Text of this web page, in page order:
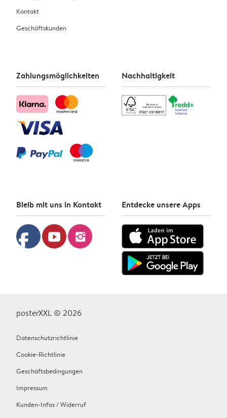
Kontakt
Geschäftskunden
Zahlungsmöglichkeiten Nachhaltigkeit
Bleib mit uns in Kontakt
facebook youtube instagram
Entdecke unsere Apps
posterXXL © 2026
Datenschutzrichtlinie
Cookie-Richtlinie
Geschäftsbedingungen
Impressum
Kunden-Infos / Widerruf